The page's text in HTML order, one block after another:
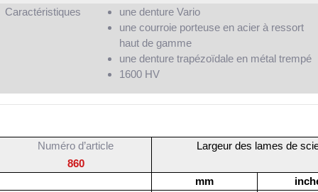
Caractéristiques
une denture Vario
une courroie porteuse en acier à ressort
haut de gamme
une denture trapézoïdale en métal trempé
1600 HV
Numéro d’article
Largeur des lames de
860
mm